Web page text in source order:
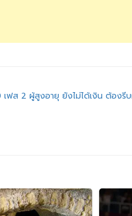
เฟส 2 ผู้สูงอายุ ยังไม่ได้เงิน ต้องรี